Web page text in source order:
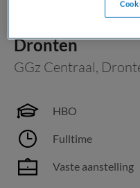
Dronten
GGz Centraal,
HBO
Fulltime
Vaste aanstelling